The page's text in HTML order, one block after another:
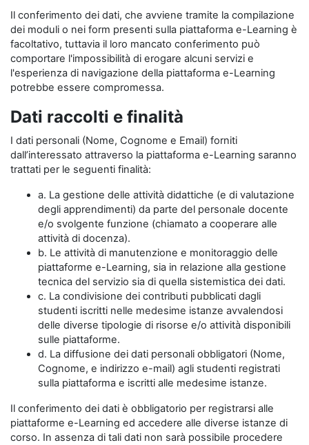
Il conferimento dei dati, che avviene tramite la compilazione
dei moduli o nei form presenti sulla piattaforma e-Learning è
facoltativo, tuttavia il loro mancato conferimento può
comportare l'impossibilità di erogare alcuni servizi e
l'esperienza di navigazione della piattaforma e-Learning
potrebbe essere compromessa.
Dati raccolti e finalità
I dati personali (Nome, Cognome e Email) forniti
dall’interessato attraverso la piattaforma e-Learning saranno
trattati per le seguenti finalità:
a. La gestione delle attività didattiche (e di valutazione
degli apprendimenti) da parte del personale docente
e/o svolgente funzione (chiamato a cooperare alle
attività di docenza).
b. Le attività di manutenzione e monitoraggio delle
piattaforme e-Learning, sia in relazione alla gestione
tecnica del servizio sia di quella sistemistica dei dati.
c. La condivisione dei contributi pubblicati dagli
studenti iscritti nelle medesime istanze avvalendosi
delle diverse tipologie di risorse e/o attività disponibili
sulle piattaforme.
d. La diffusione dei dati personali obbligatori (Nome,
Cognome, e indirizzo e-mail) agli studenti registrati
sulla piattaforma e iscritti alle medesime istanze.
Il conferimento dei dati è obbligatorio per registrarsi alle
piattaforme e-Learning ed accedere alle diverse istanze di
corso. In assenza di tali dati non sarà possibile procedere